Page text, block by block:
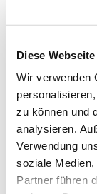
Diese
Wir verwenden
zu können und
analysieren.
Verwendung
soziale
Partner führen